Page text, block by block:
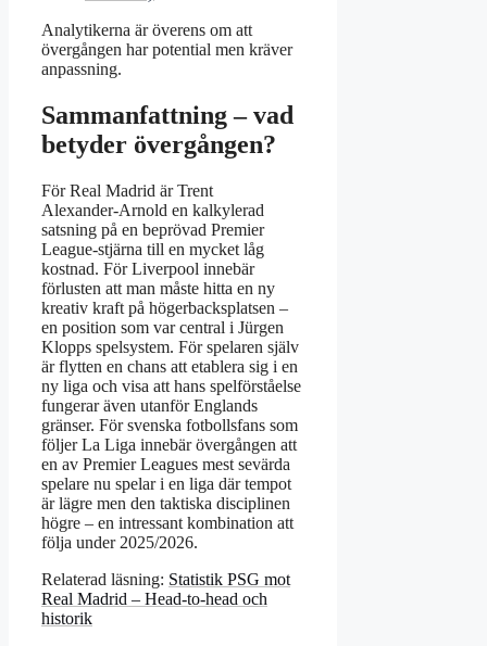
Analytikerna är överens om att
övergången har potential men kräver
anpassning.
Sammanfattning – vad
betyder övergången?
För Real Madrid är Trent
Alexander‑Arnold en kalkylerad
satsning på en beprövad Premier
League‑stjärna till en mycket låg
kostnad. För Liverpool innebär
förlusten att man måste hitta en ny
kreativ kraft på högerbacksplatsen –
en position som var central i Jürgen
Klopps spelsystem. För spelaren själv
är flytten en chans att etablera sig i en
ny liga och visa att hans spelförståelse
fungerar även utanför Englands
gränser. För svenska fotbollsfans som
följer La Liga innebär övergången att
en av Premier Leagues mest sevärda
spelare nu spelar i en liga där tempot
är lägre men den taktiska disciplinen
högre – en intressant kombination att
följa under 2025/2026.
Relaterad läsning: Statistik PSG mot
Real Madrid – Head-to-head och
historik